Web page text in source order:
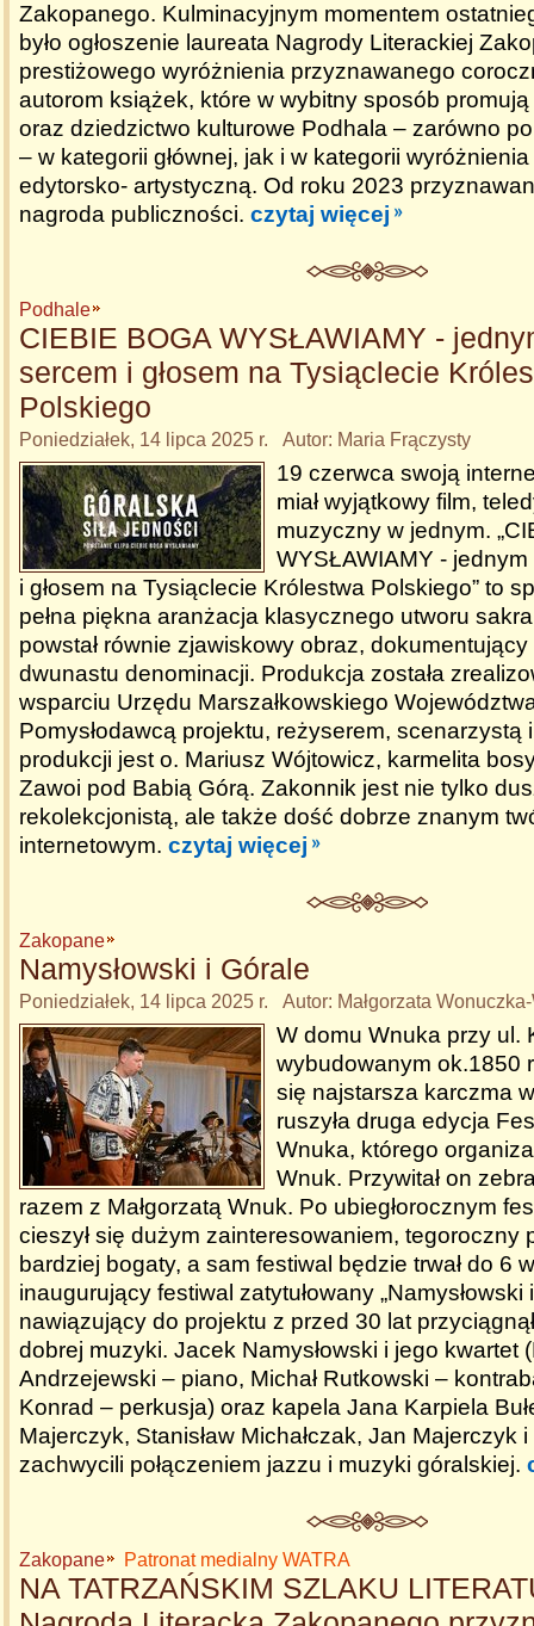
Zakopanego. Kulminacyjnym momentem
było ogłoszenie laureata Nagrody Literackiej
prestiżowego wyróżnienia przyznawanego
autorom książek, które w wybitny sposób
oraz dziedzictwo kulturowe Podhala – zarówno
– w kategorii głównej, jak i w kategorii
edytorsko- artystyczną. Od roku 2023
nagroda publiczności. czytaj więcej
Podhale
CIEBIE BOGA WYSŁAWIAMY -
sercem i głosem na Tysiąclecie
Polskiego
Poniedziałek, 14 lipca 2025 r. Autor: Maria Frączysty
19 czerwca swoją
miał wyjątkowy film,
muzyczny w jednym.
WYSŁAWIAMY -
i głosem na Tysiąclecie Królestwa Polskiego” to
pełna piękna aranżacja klasycznego utworu
powstał równie zjawiskowy obraz,
dwunastu denominacji. Produkcja została
wsparciu Urzędu Marszałkowskiego
Pomysłodawcą projektu, reżyserem, scenarzystą
produkcji jest o. Mariusz Wójtowicz, karmelita
Zawoi pod Babią Górą. Zakonnik jest nie tylko
rekolekcjonistą, ale także dość dobrze znanym
internetowym. czytaj więcej
Zakopane
Namysłowski i Górale
Poniedziałek, 14 lipca 2025 r. Autor: Małgorzata
W domu Wnuka przy ul.
wybudowanym ok.1850
się najstarsza karczma
ruszyła druga edycja
Wnuka, którego
Wnuk. Przywitał on
razem z Małgorzatą Wnuk. Po ubiegłorocznym
cieszył się dużym zainteresowaniem, tegoroczny
bardziej bogaty, a sam festiwal będzie trwał do 6
inaugurujący festiwal zatytułowany „Namysłowski
nawiązujący do projektu z przed 30 lat
dobrej muzyki. Jacek Namysłowski i jego kwartet
Andrzejewski – piano, Michał Rutkowski –
Konrad – perkusja) oraz kapela Jana Karpiela
Majerczyk, Stanisław Michałczak, Jan Majerczyk
zachwycili połączeniem jazzu i muzyki góralskiej.
Zakopane Patronat medialny WATRA
NA TATRZAŃSKIM SZLAKU